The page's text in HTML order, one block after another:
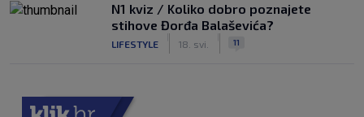
N1 kviz / Koliko dobro poznajete
stihove Đorđa Balaševića?
LIFESTYLE 18. svi. 11